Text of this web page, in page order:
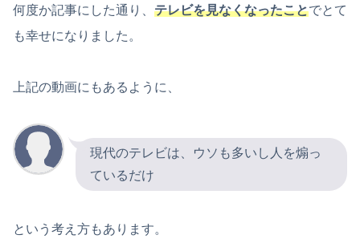
何度か記事にした通り、 テレビを見なくなったことでとて
も幸せになりました。
上記の動画にもあるように、
現代のテレビは、ウソも多いし人を煽っ
ているだけ
という考え方もあります。